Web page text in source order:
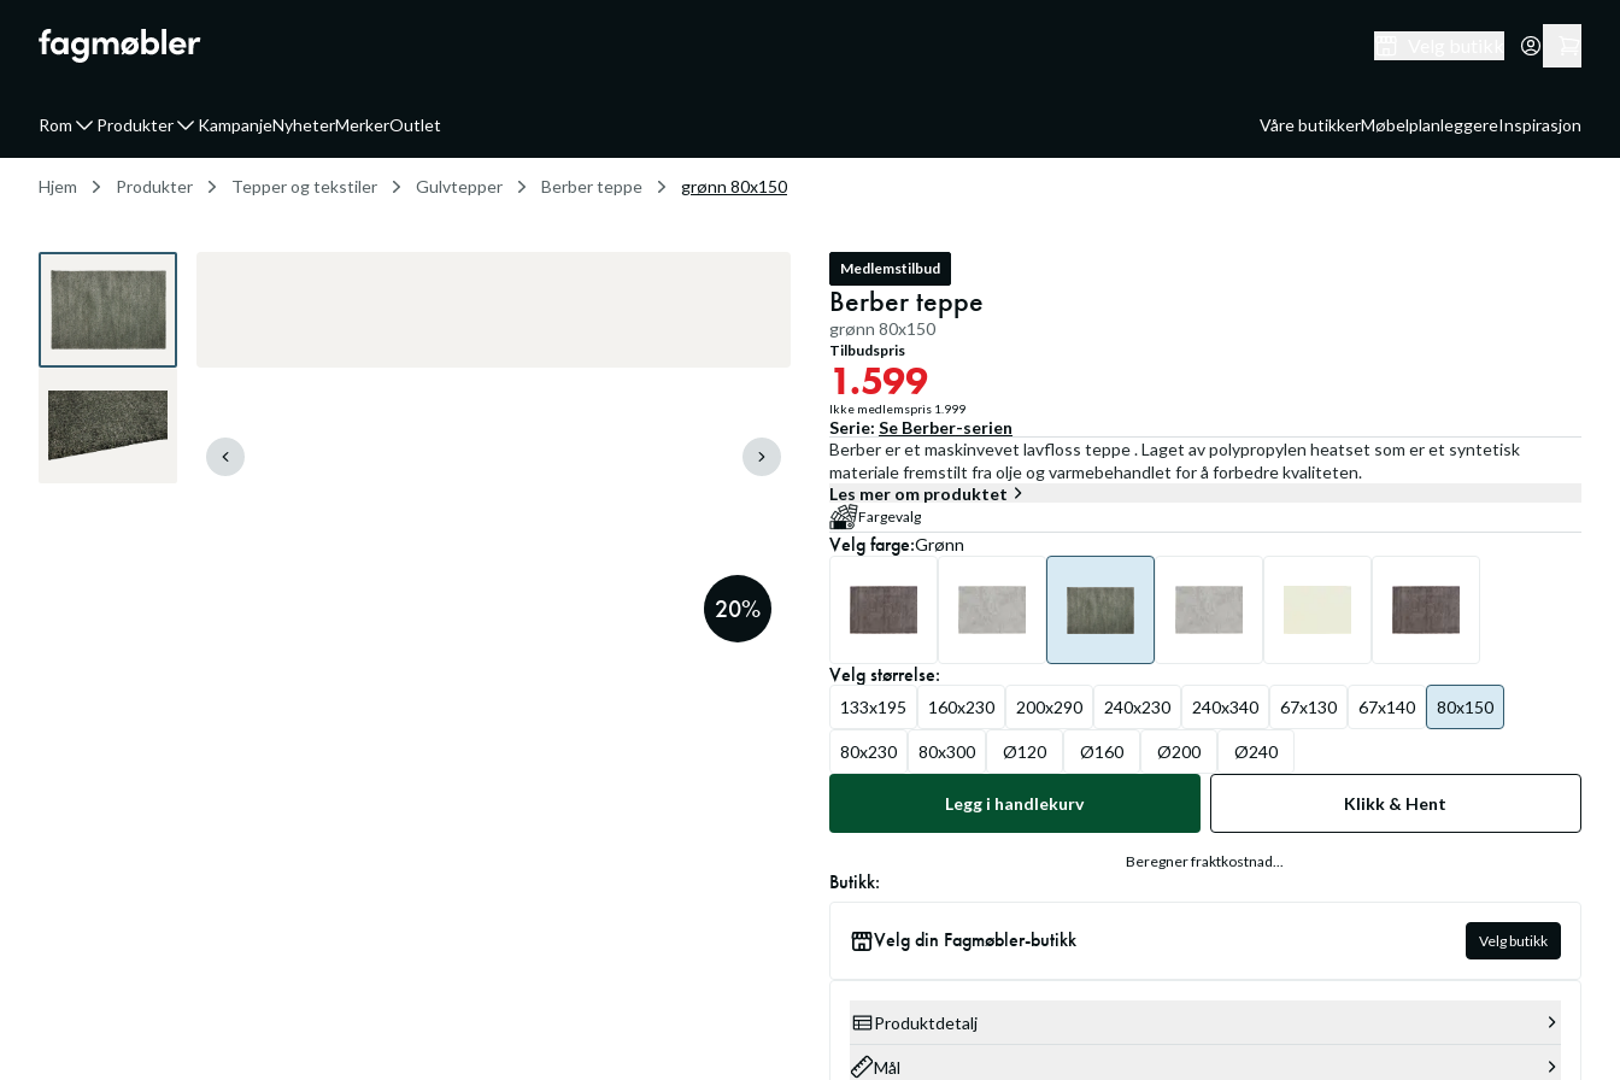
Rom Produkter KampanjeNyheterMerkerOutlet Våre butikkerMøbelplanleggereInspirasjon
Hjem Produkter Tepper og tekstiler Gulvtepper Berber teppe grønn 80x150
20%
Medlemstilbud
Berber teppe
grønn 80x150
Tilbudspris
1.599
Ikke medlemspris 1.999
Serie: Se Berber-serien
Berber er et maskinvevet lavfloss teppe . Laget av polypropylen heatset som er et syntetisk
materiale fremstilt fra olje og varmebehandlet for å forbedre kvaliteten.
Les mer om produktet
Fargevalg
Velgfarge:Grønn
Velgstørrelse:
133x195 160x230 200x290 240x230 240x340 67x130 67x140 80x150
80x230 80x300 Ø120 Ø160 Ø200 Ø240
Legg i handlekurv Klikk & Hent
Beregner fraktkostnad...
Butikk:
Velg din Fagmøbler-butikk Velg butikk
Produktdetalj
Mål